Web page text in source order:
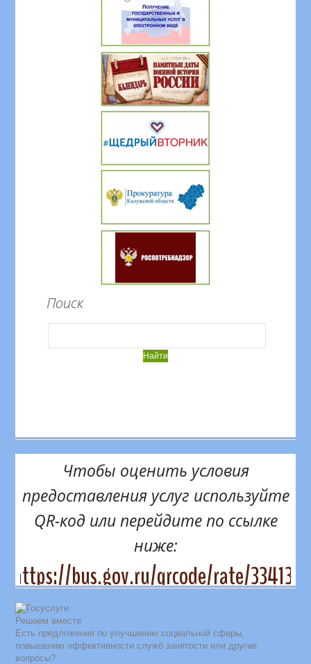
Поиск
Чтобы оценить условия
предоставления услуг используйте
QR-код или перейдите по ссылке
ниже:
https://bus.gov.ru/qrcode/rate/334131
Решаем вместе
Есть предложения по улучшению социальной сферы,
повышению эффективности служб занятости или другие
вопросы?